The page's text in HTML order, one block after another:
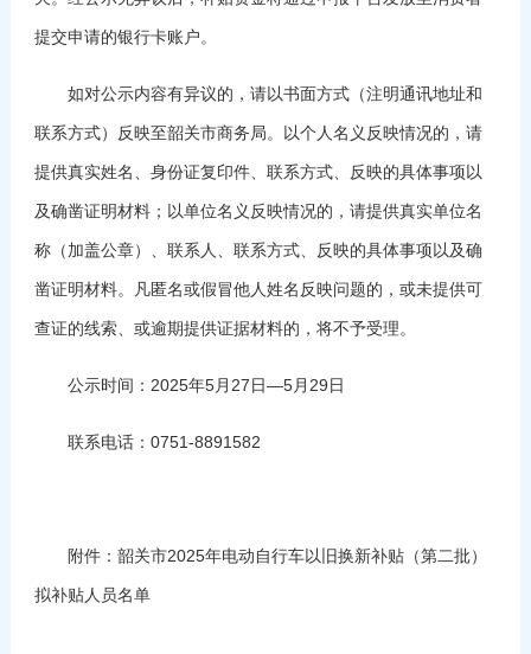
提交申请的银行卡账户。
如对公示内容有异议的，请以书面方式（注明通讯地址和
联系方式）反映至韶关市商务局。以个人名义反映情况的，请
提供真实姓名、身份证复印件、联系方式、反映的具体事项以
及确凿证明材料；以单位名义反映情况的，请提供真实单位名
称（加盖公章）、联系人、联系方式、反映的具体事项以及确
凿证明材料。凡匿名或假冒他人姓名反映问题的，或未提供可
查证的线索、或逾期提供证据材料的，将不予受理。
公示时间：2025年5月27日—5月29日
联系电话：0751-8891582
附件： 韶关市2025年电动自行车以旧换新补贴（第二批）
拟补贴人员名单